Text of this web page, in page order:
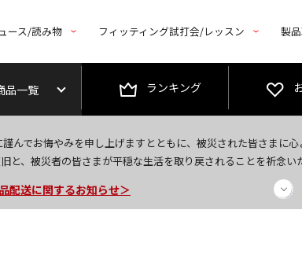
ース/読み物 フィッティング試打会/レッスン 製
品一覧 ランキング
んでお悔やみを申し上げますとともに、被災された皆さまに心
と、被災者の皆さまが平穏な生活を取り戻されることを祈念い
配送に関するお知らせ＞
休暇中のご注文・発送・お問い合わせ＞